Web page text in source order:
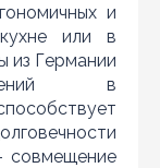
и
или в
из Германии
в
совмещение